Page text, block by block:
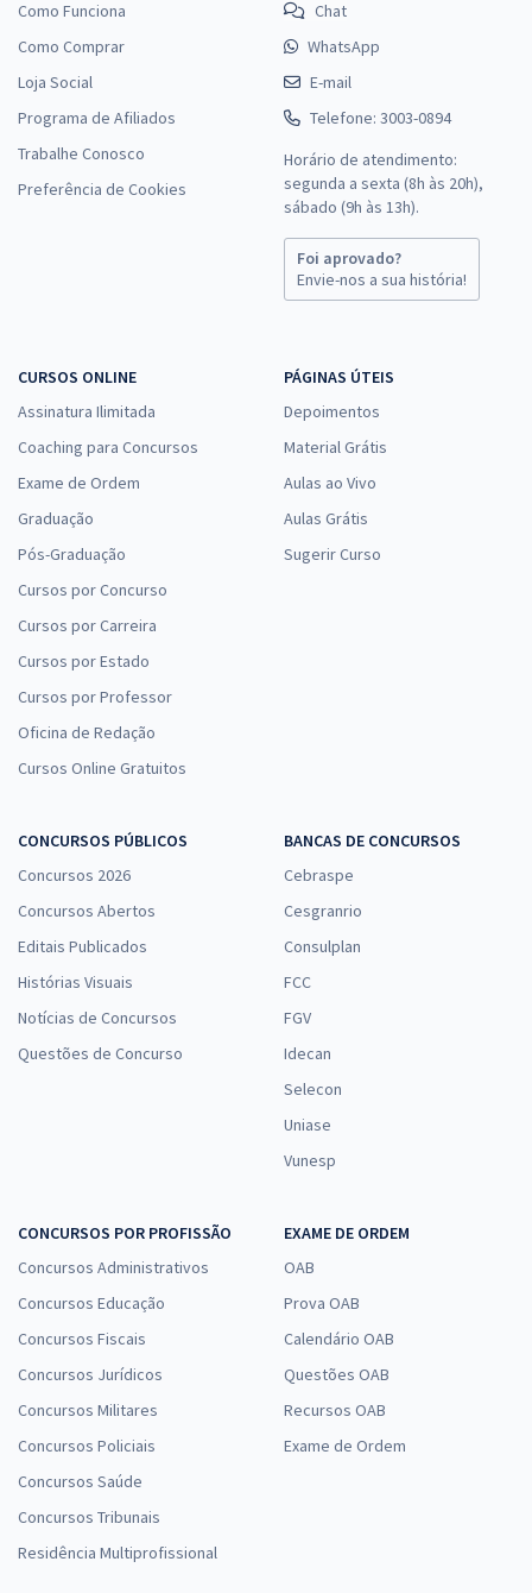
Como Funciona
Como Comprar
Loja Social
Programa de Afiliados
Trabalhe Conosco
Preferência de Cookies
Chat
WhatsApp
E-mail
Telefone: 3003-0894
Horário de atendimento:
segunda a sexta (8h às 20h),
sábado (9h às 13h).
Foi aprovado?
Envie-nos a sua história!
CURSOS ONLINE
Assinatura Ilimitada
Coaching para Concursos
Exame de Ordem
Graduação
Pós-Graduação
Cursos por Concurso
Cursos por Carreira
Cursos por Estado
Cursos por Professor
Oficina de Redação
Cursos Online Gratuitos
PÁGINAS ÚTEIS
Depoimentos
Material Grátis
Aulas ao Vivo
Aulas Grátis
Sugerir Curso
CONCURSOS PÚBLICOS
Concursos 2026
Concursos Abertos
Editais Publicados
Histórias Visuais
Notícias de Concursos
Questões de Concurso
BANCAS DE CONCURSOS
Cebraspe
Cesgranrio
Consulplan
FCC
FGV
Idecan
Selecon
Uniase
Vunesp
CONCURSOS POR PROFISSÃO
Concursos Administrativos
Concursos Educação
Concursos Fiscais
Concursos Jurídicos
Concursos Militares
Concursos Policiais
Concursos Saúde
Concursos Tribunais
Residência Multiprofissional
EXAME DE ORDEM
OAB
Prova OAB
Calendário OAB
Questões OAB
Recursos OAB
Exame de Ordem